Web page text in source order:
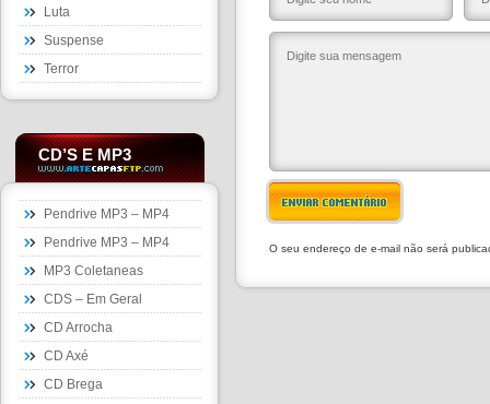
Luta
Suspense
Terror
CD’S E MP3
Pendrive MP3 – MP4
Pendrive MP3 – MP4
MP3 Coletaneas
CDS – Em Geral
CD Arrocha
CD Axé
CD Brega
ENVIAR COMENTÁRIO
O seu endereço de e-mail não será